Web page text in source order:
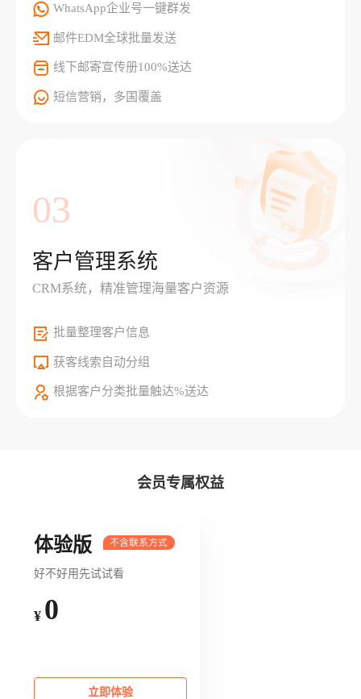
WhatsApp企业号一键群发
邮件EDM全球批量发送
线下邮寄宣传册100%送达
短信营销，多国覆盖
03
客户管理系统
CRM系统，精准管理海量客户资源
批量整理客户信息
获客线索自动分组
根据客户分类批量触达%送达
会员专属权益
体验版
好不好用先试试看
¥ 0
立即体验